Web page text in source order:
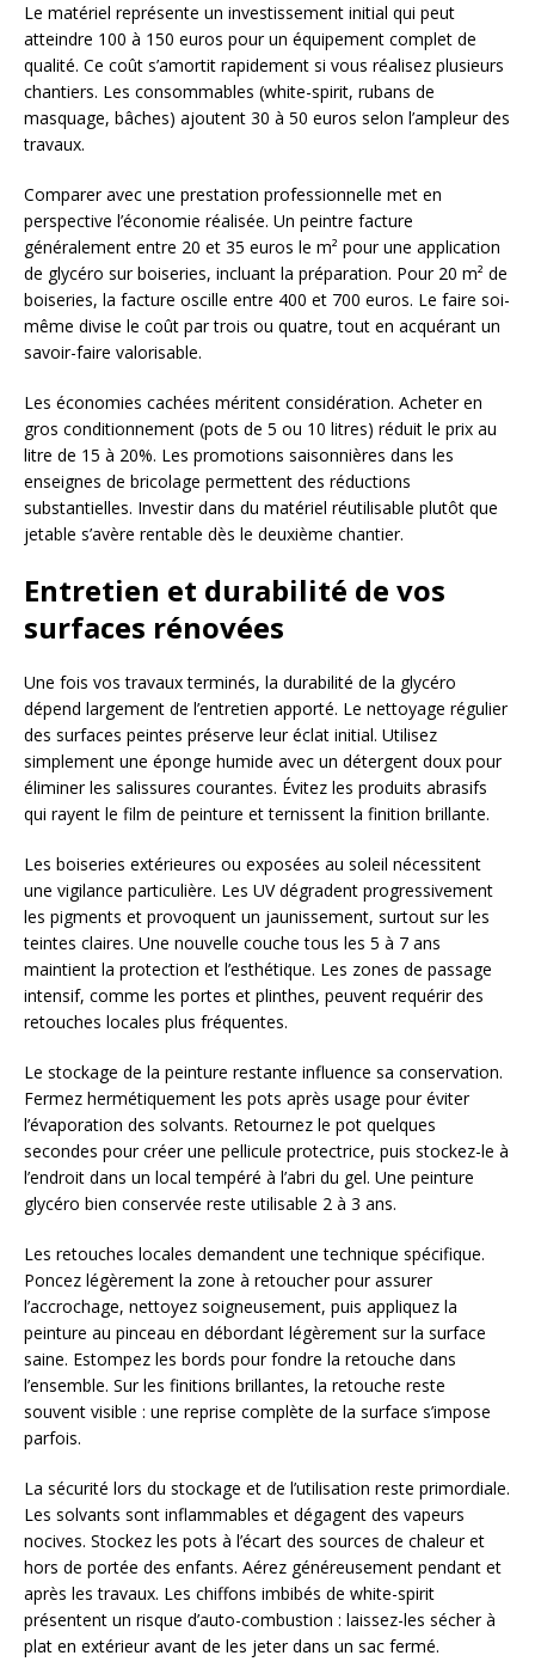
Le matériel représente un investissement initial qui peut
atteindre 100 à 150 euros pour un équipement complet de
qualité. Ce coût s’amortit rapidement si vous réalisez plusieurs
chantiers. Les consommables (white-spirit, rubans de
masquage, bâches) ajoutent 30 à 50 euros selon l’ampleur des
travaux.
Comparer avec une prestation professionnelle met en
perspective l’économie réalisée. Un peintre facture
généralement entre 20 et 35 euros le m² pour une application
de glycéro sur boiseries, incluant la préparation. Pour 20 m² de
boiseries, la facture oscille entre 400 et 700 euros. Le faire soi-
même divise le coût par trois ou quatre, tout en acquérant un
savoir-faire valorisable.
Les économies cachées méritent considération. Acheter en
gros conditionnement (pots de 5 ou 10 litres) réduit le prix au
litre de 15 à 20%. Les promotions saisonnières dans les
enseignes de bricolage permettent des réductions
substantielles. Investir dans du matériel réutilisable plutôt que
jetable s’avère rentable dès le deuxième chantier.
Entretien et durabilité de vos
surfaces rénovées
Une fois vos travaux terminés, la durabilité de la glycéro
dépend largement de l’entretien apporté. Le nettoyage régulier
des surfaces peintes préserve leur éclat initial. Utilisez
simplement une éponge humide avec un détergent doux pour
éliminer les salissures courantes. Évitez les produits abrasifs
qui rayent le film de peinture et ternissent la finition brillante.
Les boiseries extérieures ou exposées au soleil nécessitent
une vigilance particulière. Les UV dégradent progressivement
les pigments et provoquent un jaunissement, surtout sur les
teintes claires. Une nouvelle couche tous les 5 à 7 ans
maintient la protection et l’esthétique. Les zones de passage
intensif, comme les portes et plinthes, peuvent requérir des
retouches locales plus fréquentes.
Le stockage de la peinture restante influence sa conservation.
Fermez hermétiquement les pots après usage pour éviter
l’évaporation des solvants. Retournez le pot quelques
secondes pour créer une pellicule protectrice, puis stockez-le à
l’endroit dans un local tempéré à l’abri du gel. Une peinture
glycéro bien conservée reste utilisable 2 à 3 ans.
Les retouches locales demandent une technique spécifique.
Poncez légèrement la zone à retoucher pour assurer
l’accrochage, nettoyez soigneusement, puis appliquez la
peinture au pinceau en débordant légèrement sur la surface
saine. Estompez les bords pour fondre la retouche dans
l’ensemble. Sur les finitions brillantes, la retouche reste
souvent visible : une reprise complète de la surface s’impose
parfois.
La sécurité lors du stockage et de l’utilisation reste primordiale.
Les solvants sont inflammables et dégagent des vapeurs
nocives. Stockez les pots à l’écart des sources de chaleur et
hors de portée des enfants. Aérez généreusement pendant et
après les travaux. Les chiffons imbibés de white-spirit
présentent un risque d’auto-combustion : laissez-les sécher à
plat en extérieur avant de les jeter dans un sac fermé.